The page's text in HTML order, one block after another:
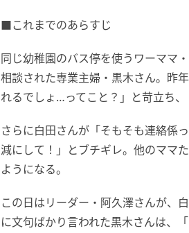
■これまでのあらすじ
同じ幼稚園のバス停を使うワーママ
相談された専業主婦・黒木さん。昨
れるでしょ…ってこと？」と苛立ち、
さらに白田さんが「そもそも連絡係
減にして！」とブチギレ。他のママ
ようになる。
この日はリーダー・阿久澤さんが、
に文句ばかり言われた黒木さんは、